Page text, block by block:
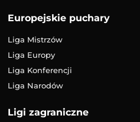
Europejskie puchary
Liga Mistrzów
Liga Europy
Liga Konferencji
Liga Narodów
Ligi zagraniczne